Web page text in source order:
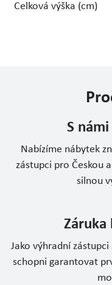
Celková výška (cm)
S
Nabízíme nábytek
zástupci pro Českou
silnou
Záruka
Jako výhradní
schopni garantovat